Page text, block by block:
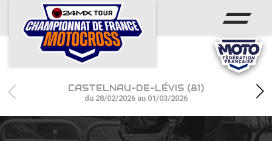
ACCUEIL
ACTUS
CALENDRIER
RÉSULTATS
PHOTOS / WEB TV
CASTELNAU-DE-LÉVIS (81)
du 28/02/2026 au 01/03/2026